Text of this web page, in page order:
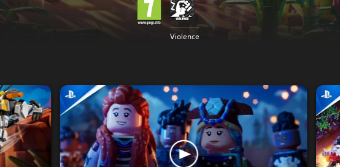
Violence